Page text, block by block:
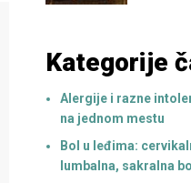
Kategorije
Alergije i razne
na jednom mestu
Bol u leđima:
lumbalna, sakralna